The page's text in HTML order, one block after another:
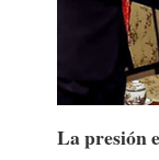
La presión